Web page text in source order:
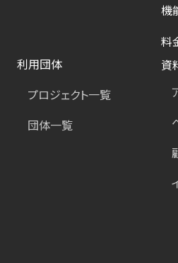
機
料
利用団体
プロジェクト一覧
団体一覧
資